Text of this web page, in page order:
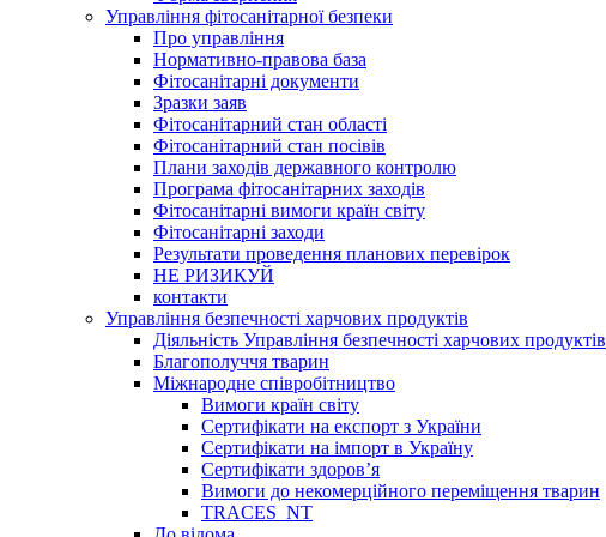
Управління фітосанітарної безпеки
Про управління
Нормативно-правова база
Фітосанітарні документи
Зразки заяв
Фітосанітарний стан області
Фітосанітарний стан посівів
Плани заходів державного контролю
Програма фітосанітарних заходів
Фітосанітарні вимоги країн світу
Фітосанітарні заходи
Результати проведення планових перевірок
НЕ РИЗИКУЙ
контакти
Управління безпечності харчових продуктів
Діяльність Управління безпечності харчових продуктів
Благополуччя тварин
Міжнародне співробітництво
Вимоги країн світу
Сертифікати на експорт з України
Сертифікати на імпорт в Україну
Сертифікати здоров’я
Вимоги до некомерційного переміщення тварин
TRACES_NT